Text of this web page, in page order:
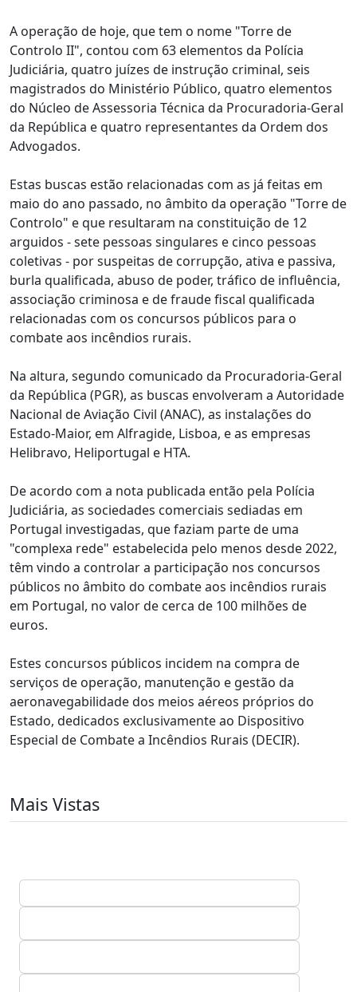
A operação de hoje, que tem o nome "Torre de
Controlo II", contou com 63 elementos da Polícia
Judiciária, quatro juízes de instrução criminal, seis
magistrados do Ministério Público, quatro elementos
do Núcleo de Assessoria Técnica da Procuradoria-Geral
da República e quatro representantes da Ordem dos
Advogados.
Estas buscas estão relacionadas com as já feitas em
maio do ano passado, no âmbito da operação "Torre de
Controlo" e que resultaram na constituição de 12
arguidos - sete pessoas singulares e cinco pessoas
coletivas - por suspeitas de corrupção, ativa e passiva,
burla qualificada, abuso de poder, tráfico de influência,
associação criminosa e de fraude fiscal qualificada
relacionadas com os concursos públicos para o
combate aos incêndios rurais.
Na altura, segundo comunicado da Procuradoria-Geral
da República (PGR), as buscas envolveram a Autoridade
Nacional de Aviação Civil (ANAC), as instalações do
Estado-Maior, em Alfragide, Lisboa, e as empresas
Helibravo, Heliportugal e HTA.
De acordo com a nota publicada então pela Polícia
Judiciária, as sociedades comerciais sediadas em
Portugal investigadas, que faziam parte de uma
"complexa rede" estabelecida pelo menos desde 2022,
têm vindo a controlar a participação nos concursos
públicos no âmbito do combate aos incêndios rurais
em Portugal, no valor de cerca de 100 milhões de
euros.
Estes concursos públicos incidem na compra de
serviços de operação, manutenção e gestão da
aeronavegabilidade dos meios aéreos próprios do
Estado, dedicados exclusivamente ao Dispositivo
Especial de Combate a Incêndios Rurais (DECIR).
Mais Vistas